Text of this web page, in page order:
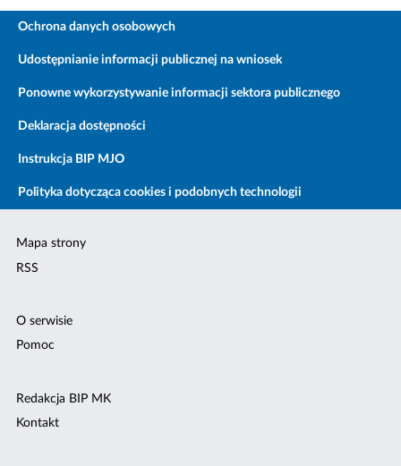
Ochrona danych osobowych
Udostępnianie informacji publicznej na wniosek
Ponowne wykorzystywanie informacji sektora publicznego
Deklaracja dostępności
Instrukcja BIP MJO
Polityka dotycząca cookies i podobnych technologii
Mapa strony
RSS
O serwisie
Pomoc
Redakcja BIP MK
Kontakt